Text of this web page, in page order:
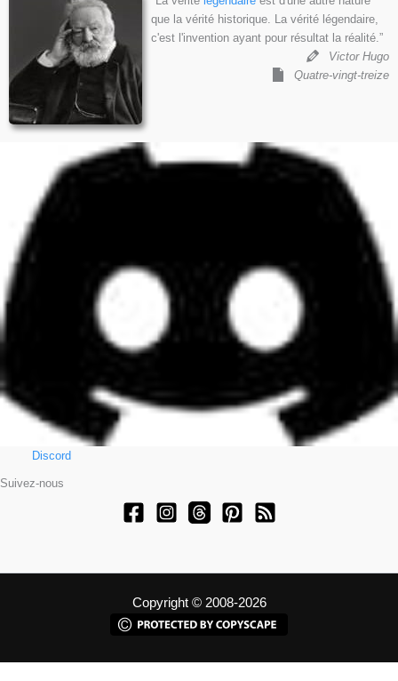
que la vérité historique. La vérité légendaire,
c'est l'invention ayant pour résultat la réalité.”
Victor Hugo
Quatre-vingt-treize
Discord
Suivez-nous
Copyright © 2008-2026